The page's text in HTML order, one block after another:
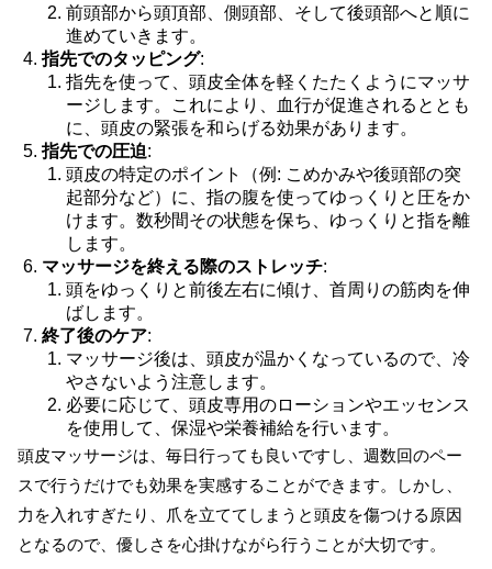
前頭部から頭頂部、側頭部、そして後頭部へと順に
進めていきます。
指先でのタッピング:
指先を使って、頭皮全体を軽くたたくようにマッサ
ージします。これにより、血行が促進されるととも
に、頭皮の緊張を和らげる効果があります。
指先での圧迫:
頭皮の特定のポイント（例: こめかみや後頭部の突
起部分など）に、指の腹を使ってゆっくりと圧をか
けます。数秒間その状態を保ち、ゆっくりと指を離
します。
マッサージを終える際のストレッチ:
頭をゆっくりと前後左右に傾け、首周りの筋肉を伸
ばします。
終了後のケア:
マッサージ後は、頭皮が温かくなっているので、冷
やさないよう注意します。
必要に応じて、頭皮専用のローションやエッセンス
を使用して、保湿や栄養補給を行います。
頭皮マッサージは、毎日行っても良いですし、週数回のペー
スで行うだけでも効果を実感することができます。しかし、
力を入れすぎたり、爪を立ててしまうと頭皮を傷つける原因
となるので、優しさを心掛けながら行うことが大切です。